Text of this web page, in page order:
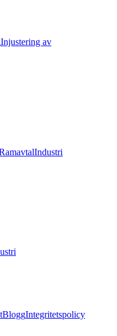
Injustering av
Industri
BloggIntegritetspolicy